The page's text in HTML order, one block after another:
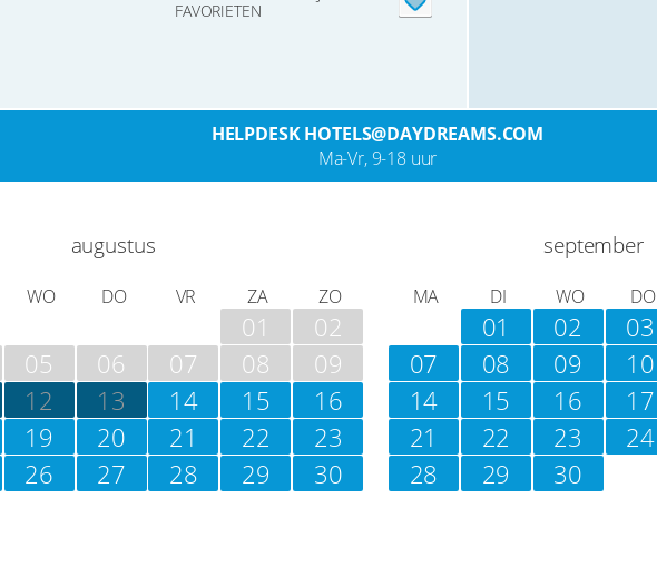
FAVORIETEN
HELPDESK HOTELS@DAYDREAMS.COM
Ma-Vr, 9-18 uur
augustus
WO DO VR ZA ZO
01
02
05 06 07 08
09
12 13 14 15
16
19 20 21 22
23
26 27 28 29
30
september
MA DI WO DO
01 02 03
07
08 09 10
14
15 16 17
21
22 23 24
28
29 30